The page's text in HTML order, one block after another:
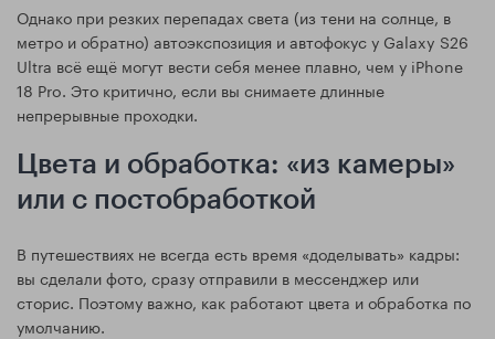
Однако при резких перепадах света (из тени на солнце, в
метро и обратно) автоэкспозиция и автофокус у Galaxy S26
Ultra всё ещё могут вести себя менее плавно, чем у iPhone
18 Pro. Это критично, если вы снимаете длинные
непрерывные проходки.
Цвета и обработка: «из камеры»
или с постобработкой
В путешествиях не всегда есть время «доделывать» кадры:
вы сделали фото, сразу отправили в мессенджер или
сторис. Поэтому важно, как работают цвета и обработка по
умолчанию.